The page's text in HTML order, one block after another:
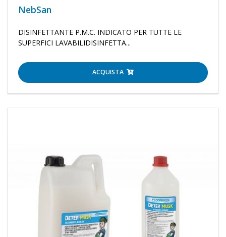
NebSan
DISINFETTANTE P.M.C. INDICATO PER TUTTE LE
SUPERFICI LAVABILIDISINFETTA...
ACQUISTA